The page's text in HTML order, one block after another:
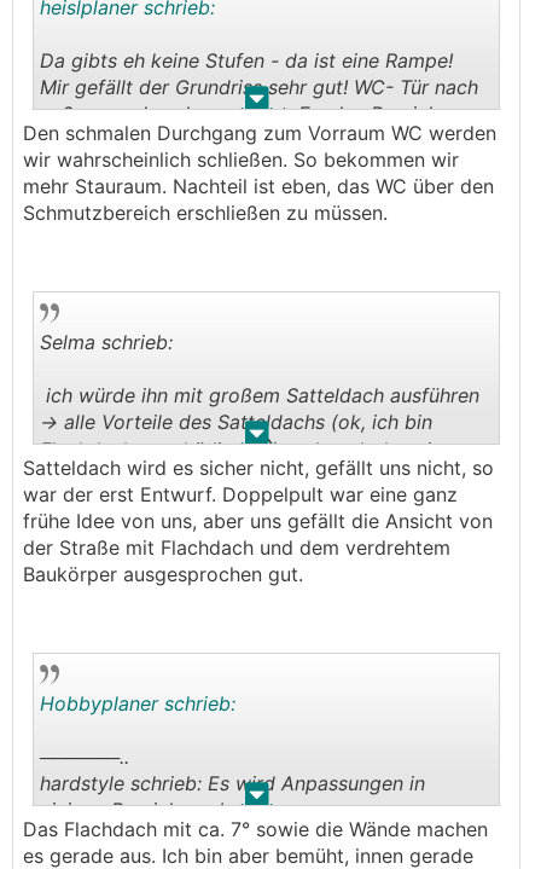
. .
heislplaner schrieb:
Da gibts eh keine Stufen - da ist eine Rampe!
Mir gefällt der Grundriss sehr gut! WC- Tür nach
außen wurde schon gesagt. Ev. den Bereich zw
WC und Esstisch schließen- sonst könnte es
Geräusch- und ev. Geruchstechnisch
unangenehm werden.
Das offene Büro (da gibt's ja eh einen Verbau)
späteres Schließen mitplanen
Den schmalen Durchgang zum Vorraum WC werden
wir wahrscheinlich schließen. So bekommen wir
mehr Stauraum. Nachteil ist eben, das WC über den
Schmutzbereich erschließen zu müssen.
. .
Selma schrieb:
ich würde ihn mit großem Satteldach ausführen
-> alle Vorteile des Satteldachs (ok, ich bin
Flachdach geschädigt😅) und noch dazu innen
extrem spannende Räume ❤️😃
Außerdem kann man dann die PV schön
draufmachen, ihr schaut ja eh perfekt Richtung
Süden
oder ein Doppel Pult, wo ich durch Oberlichten
Satteldach wird es sicher nicht, gefällt uns nicht, so
war der erst Entwurf. Doppelpult war eine ganz
frühe Idee von uns, aber uns gefällt die Ansicht von
der Straße mit Flachdach und dem verdrehtem
Baukörper ausgesprochen gut.
. .
Hobbyplaner schrieb:
──────..
hardstyle schrieb: Es wird Anpassungen in
einigen Bereiche geben
───────────────
Das Flachdach mit ca. 7° sowie die Wände machen
es gerade aus. Ich bin aber bemüht, innen gerade